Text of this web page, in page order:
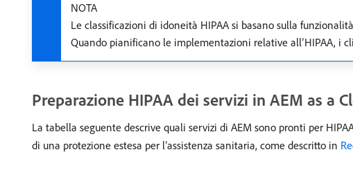
NOTA
Le classificazioni di idoneità HIPAA si basano sulla
Quando pianificano le implementazioni relative all’HIPAA, i
Preparazione HIPAA dei servizi in AEM as a
La tabella seguente descrive quali servizi di AEM sono pronti per
di una protezione estesa per l’assistenza sanitaria, come descritto in